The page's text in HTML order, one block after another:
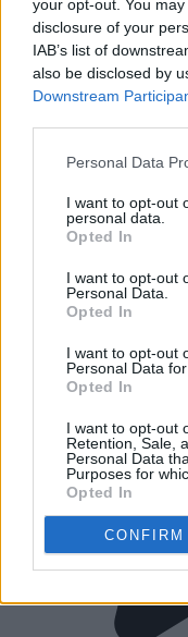
your opt-out. You
disclosure of your
IAB’s list of
also be disclosed by
Downstream
Personal Data
I want to opt-out
personal data.
Opted In
I want to opt-out
Personal Data.
Opted In
I want to opt-out
Personal Data
Opted In
I want to opt-out
Retention, Sale,
Personal Data
Purposes for
Opted In
CONFIRM